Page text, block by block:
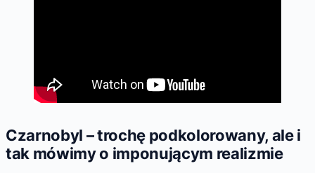
Czarnobyl – trochę podkolorowany, ale i
tak mówimy o imponującym realizmie